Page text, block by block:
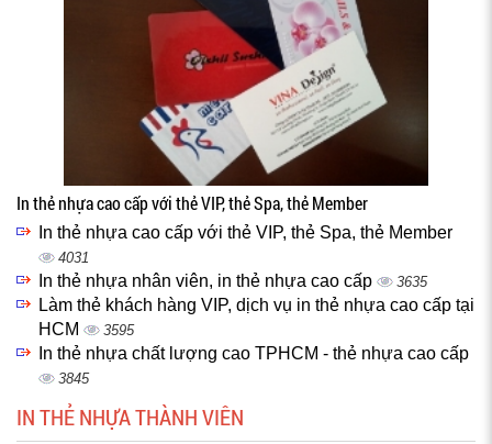
In thẻ nhựa cao cấp với thẻ VIP, thẻ Spa, thẻ Member
In thẻ nhựa cao cấp với thẻ VIP, thẻ Spa, thẻ Member
4031
In thẻ nhựa nhân viên, in thẻ nhựa cao cấp 3635
Làm thẻ khách hàng VIP, dịch vụ in thẻ nhựa cao cấp tại
HCM
3595
In thẻ nhựa chất lượng cao TPHCM - thẻ nhựa cao cấp
3845
IN THẺ NHỰA THÀNH VIÊN